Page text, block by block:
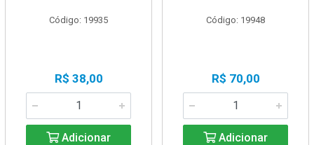
Código: 19935
R$ 38,00
Adicionar
Código: 19948
R$ 70,00
Adicionar